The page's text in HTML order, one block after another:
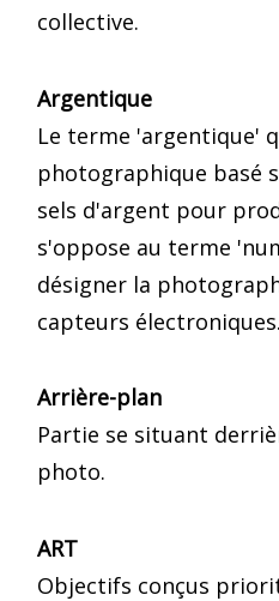
collective.
Argentique
Le terme 'argentique'
photographique basé
sels d'argent pour
s'oppose au terme
désigner la
capteurs électroniques.
Arrière-plan
Partie se situant
photo.
ART
Objectifs conçus